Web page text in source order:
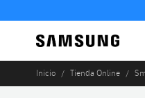
Inicio Tienda Online